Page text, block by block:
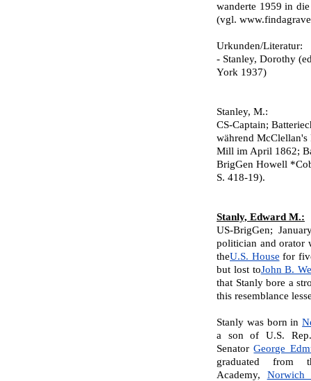
wanderte 1959 in
(vgl.
Urkunden/Literatur:
- Stanley, Dorothy
York 1937)
Stanley, M.:
CS-Captain;
während McClellan's
Mill im April 1862;
BrigGen Howell
S. 418-19).
Stanly, Edward M.:
US-BrigGen;
politician and orator
theU.S. House for
but lost toJohn B.
that Stanly bore a
this resemblance
Stanly was born in
a son of U.S.
SenatorGeorge
graduated from
Academy, Norwich